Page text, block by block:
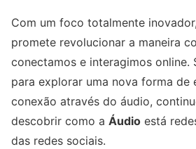
Com um foco totalmente
promete revolucionar a maneira
conectamos e interagimos online.
para explorar uma nova forma de
conexão através do áudio,
descobrir como a Áudio está
das redes sociais.